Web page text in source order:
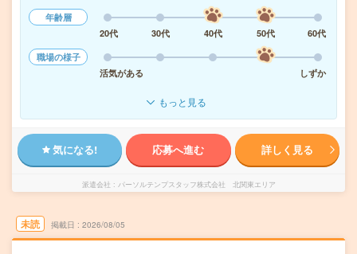
年齢層
20代
30代 40代 50代
60代
職場の様子
活気がある
しずか
もっと見る
気になる! 応募へ進む 詳しく見る
派遣会社 パーソルテンプスタッフ株式会社 北関東エリア
未読 掲載日 2026/08/05